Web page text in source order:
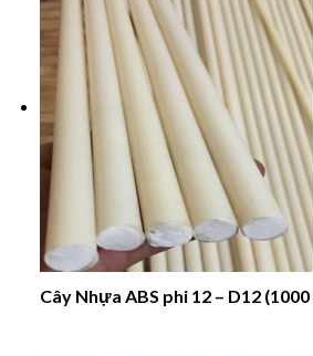
Cây Nhựa ABS phi 12 – D12